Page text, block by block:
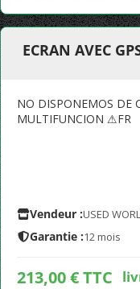
ECRAN AVEC
NO DISPONEMOS DE
MULTIFUNCION ⚠FR
Vendeur :USED
Garantie :12 mois
213,00 € TTC